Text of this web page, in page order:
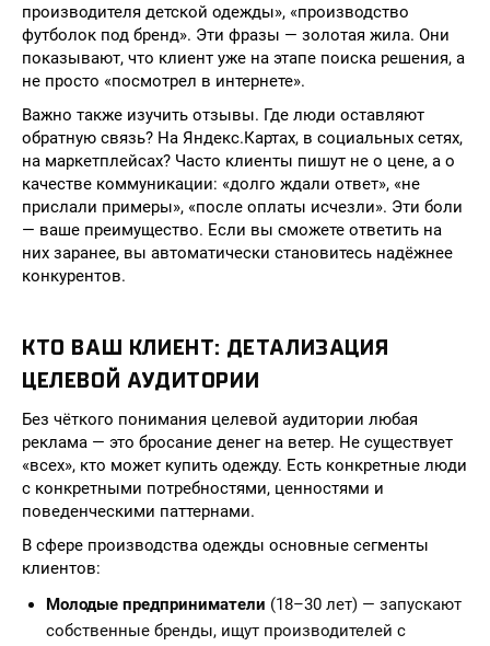
производителя детской одежды», «производство
футболок под бренд». Эти фразы — золотая жила. Они
показывают, что клиент уже на этапе поиска решения, а
не просто «посмотрел в интернете».
Важно также изучить отзывы. Где люди оставляют
обратную связь? На Яндекс.Картах, в социальных сетях,
на маркетплейсах? Часто клиенты пишут не о цене, а о
качестве коммуникации: «долго ждали ответ», «не
прислали примеры», «после оплаты исчезли». Эти боли
— ваше преимущество. Если вы сможете ответить на
них заранее, вы автоматически становитесь надёжнее
конкурентов.
КТО ВАШ КЛИЕНТ: ДЕТАЛИЗАЦИЯ
ЦЕЛЕВОЙ АУДИТОРИИ
Без чёткого понимания целевой аудитории любая
реклама — это бросание денег на ветер. Не существует
«всех», кто может купить одежду. Есть конкретные люди
с конкретными потребностями, ценностями и
поведенческими паттернами.
В сфере производства одежды основные сегменты
клиентов:
Молодые предприниматели (18–30 лет) — запускают
собственные бренды, ищут производителей с